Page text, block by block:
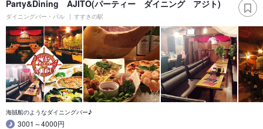
Party&Dining AJITO(パーティー ダイニング アジト)
ダイニングバー・バル すすきの駅
海賊船のようなダイニングバー♪
3001～4000円